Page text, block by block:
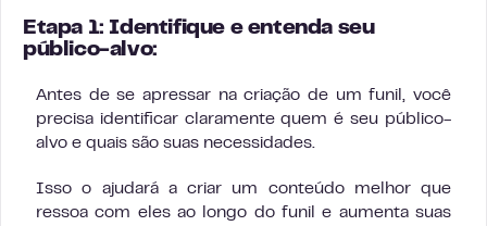
Etapa 1: Identifique e entenda seu
público-alvo:
Antes de se apressar na criação de um funil, você
precisa identificar claramente quem é seu público-
alvo e quais são suas necessidades.
Isso o ajudará a criar um conteúdo melhor que
ressoa com eles ao longo do funil e aumenta suas